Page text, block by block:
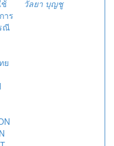
ช้
าร
ณี
ย
วัลยา บุญชู